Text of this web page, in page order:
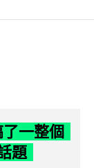
一整個
題